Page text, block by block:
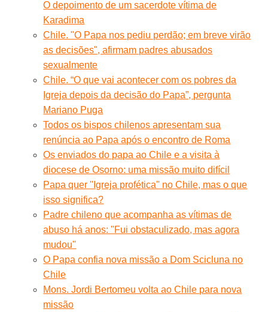
O depoimento de um sacerdote vítima de
Karadima
Chile. "O Papa nos pediu perdão; em breve virão
as decisões", afirmam padres abusados
sexualmente
Chile. “O que vai acontecer com os pobres da
Igreja depois da decisão do Papa”, pergunta
Mariano Puga
Todos os bispos chilenos apresentam sua
renúncia ao Papa após o encontro de Roma
Os enviados do papa ao Chile e a visita à
diocese de Osorno: uma missão muito difícil
Papa quer ''Igreja profética'' no Chile, mas o que
isso significa?
Padre chileno que acompanha as vítimas de
abuso há anos: ''Fui obstaculizado, mas agora
mudou''
O Papa confia nova missão a Dom Scicluna no
Chile
Mons. Jordi Bertomeu volta ao Chile para nova
missão